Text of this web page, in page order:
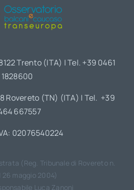
Trento (ITA) | Tel. +39 0461
1828600
Rovereto (TN) (ITA) | Tel. +39
667557
02076540224
(Reg. Tribunale di Rovereto n.
26 maggio 2004)
Luca Zanoni